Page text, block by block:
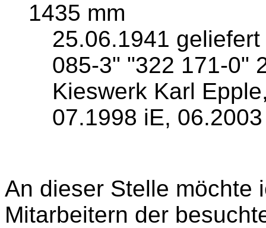
1435 mm
25.06.1941
085-3" "322 171-0"
Kieswerk Karl
07.1998 iE,
An dieser Stelle möchte
Mitarbeitern der